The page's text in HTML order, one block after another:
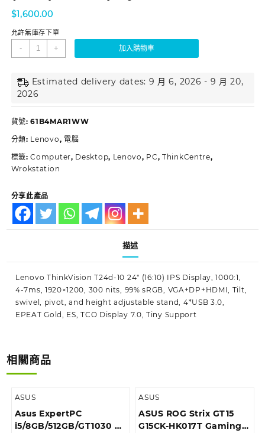
$1,600.00
允許無庫存下單
- + 加入購物車
Estimated delivery dates: 9 月 6, 2026 - 9 月 20,
2026
貨號:61B4MAR1WW
分類: Lenovo, 電腦
標籤:Computer, Desktop, Lenovo, PC,ThinkCentre,
Wrokstation
分享此產品
描述
Lenovo ThinkVision T24d-10 24″ (16:10) IPS Display, 1000:1,
4-7ms, 1920×1200, 300 nits, 99% sRGB, VGA+DP+HDMI, Tilt,
swivel, pivot, and height adjustable stand, 4*USB 3.0,
EPEAT Gold, ES, TCO Display 7.0, Tiny Support
相關商品
ASUS
Asus ExpertPC
i5/8GB/512GB/GT1030 商
ASUS
ASUS ROG Strix GT15
G15CK-HK017T Gaming